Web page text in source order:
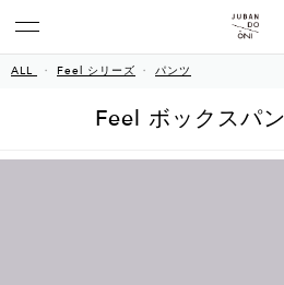
ALL Feel シリーズ パンツ
Feel ボックスパ